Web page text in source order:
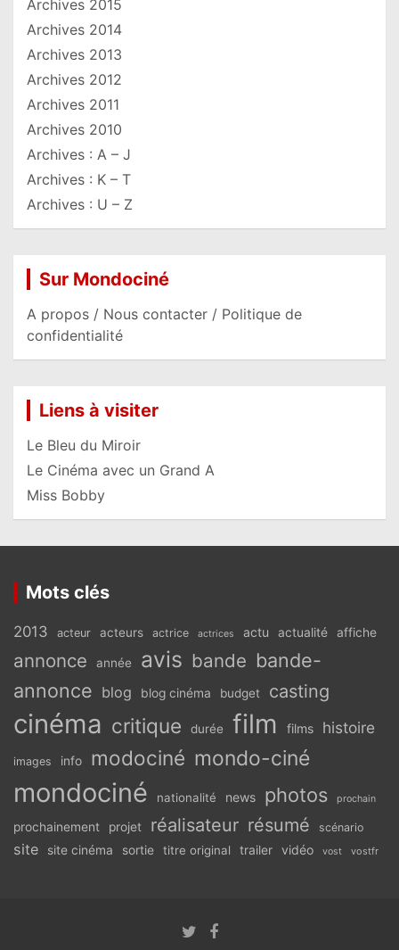
Archives 2015
Archives 2014
Archives 2013
Archives 2012
Archives 2011
Archives 2010
Archives : A – J
Archives : K – T
Archives : U – Z
Sur Mondociné
A propos / Nous contacter / Politique de
confidentialité
Liens à visiter
Le Bleu du Miroir
Le Cinéma avec un Grand A
Miss Bobby
Mots clés
2013 acteur acteurs actrice actrices actu actualité affiche
annonce année avis bande bande-
annonce blog blog cinéma budget casting
cinéma critique durée film films histoire
images info modociné mondo-ciné
mondociné nationalité news photos prochain
prochainement projet réalisateur résumé scénario
site site cinéma sortie titre original trailer vidéo vost vostfr